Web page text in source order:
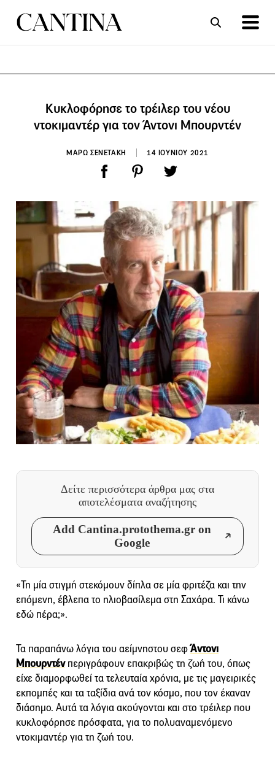
Κυκλοφόρησε το τρέιλερ του νέου
ντοκιμαντέρ για τον Άντονι Μπουρντέν
ΜΑΡΩ ΣΕΝΕΤΑΚΗ 14 ΙΟΥΝΙΟΥ 2021
Δείτε περισσότερα άρθρα μας στα
αποτελέσματα αναζήτησης
Add Cantina.protothema.gr on
Google
«Τη μία στιγμή στεκόμουν δίπλα σε μία φριτέζα και την
επόμενη, έβλεπα το ηλιοβασίλεμα στη Σαχάρα. Τι κάνω
εδώ πέρα;».
Τα παραπάνω λόγια του αείμνηστου σεφΆντονι
Μπουρντένπεριγράφουν επακριβώς τη ζωή του, όπως
είχε διαμορφωθεί τα τελευταία χρόνια, με τις μαγειρικές
εκπομπές και τα ταξίδια ανά τον κόσμο, που τον έκαναν
διάσημο. Αυτά τα λόγια ακούγονται και στο τρέιλερ που
κυκλοφόρησε πρόσφατα, για το πολυαναμενόμενο
ντοκιμαντέρ για τη ζωή του.